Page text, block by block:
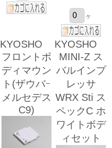
ヶ
KYOSHO
フロントボ
ディマウン
ト(ザウバｰ
メルセデス
C9)
KYOSHO
MINI-Z ス
バルインプ
レッサ
WRX Sti ス
ペックC ホ
ワイトボデ
ィセット